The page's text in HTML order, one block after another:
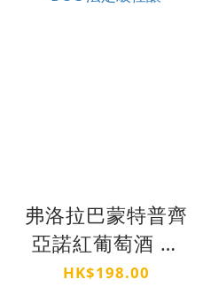
弗洛拉巴蒙特普齊
亞諾紅葡萄酒 意
大利阿布鲁佐
HK$198.00